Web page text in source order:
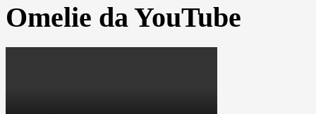
Omelie da YouTube